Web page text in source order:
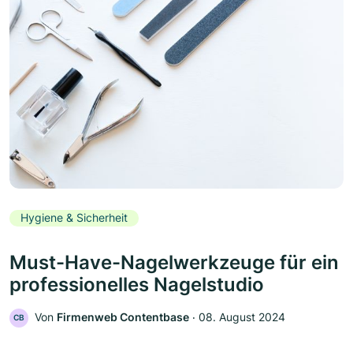
Hygiene & Sicherheit
Must-Have-Nagelwerkzeuge für ein
professionelles Nagelstudio
CB Von Firmenweb Contentbase ‧ 08. August 2024